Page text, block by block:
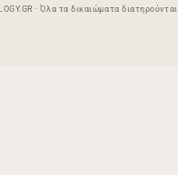
· Όλα τα δικαιώματα διατηρούνται